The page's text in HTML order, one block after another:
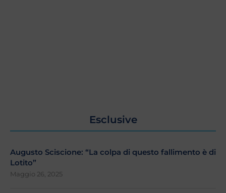
Esclusive
Augusto Sciscione: “La colpa di questo fallimento è di
Lotito”
Maggio 26, 2025